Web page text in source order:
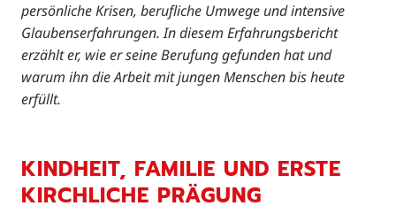
persönliche Krisen, berufliche Umwege und intensive
Glaubenserfahrungen. In diesem Erfahrungsbericht
erzählt er, wie er seine Berufung gefunden hat und
warum ihn die Arbeit mit jungen Menschen bis heute
erfüllt.
KINDHEIT, FAMILIE UND ERSTE
KIRCHLICHE PRÄGUNG